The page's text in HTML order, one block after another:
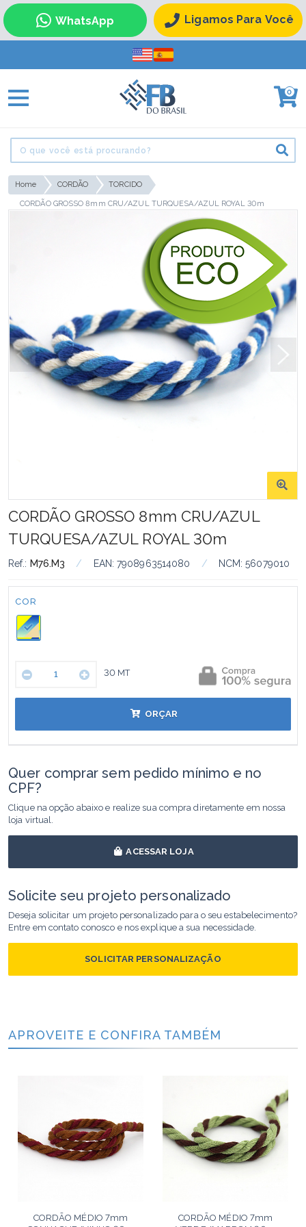
WhatsApp Ligamos Para Você
0
Home CORDÃO TORCIDO
CORDÃO GROSSO 8mm CRU/AZUL TURQUESA/AZUL ROYAL 30m
CORDÃO GROSSO 8mm CRU/AZUL
TURQUESA/AZUL ROYAL 30m
Ref.: M76.M3 / EAN: 7908963514080 / NCM: 56079010
Cor:
COR
30 MT
ORÇAR
Quer comprar sem pedido mínimo e no
CPF?
Clique na opção abaixo e realize sua compra diretamente em nossa
loja virtual.
ACESSAR LOJA
Solicite seu projeto personalizado
Deseja solicitar um projeto personalizado para o seu estabelecimento?
Entre em contato conosco e nos explique a sua necessidade.
SOLICITAR PERSONALIZAÇÃO
APROVEITE E CONFIRA TAMBÉM
CORDÃO MÉDIO 7mm
CORDÃO MÉDIO 7mm